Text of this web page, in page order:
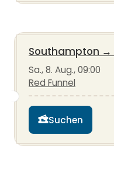
Southampton →
Sa., 8. Aug., 09:00
Red Funnel
Suchen